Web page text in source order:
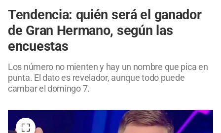
Tendencia: quién será el ganador
de Gran Hermano, según las
encuestas
Los número no mienten y hay un nombre que pica en
punta. El dato es revelador, aunque todo puede
cambar el domingo 7.